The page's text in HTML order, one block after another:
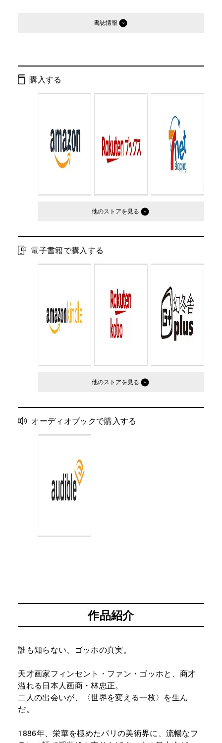
書誌情報
ISBN： 9784344429727
購入する
他のストア
電子書籍で購入する
他のストア
オーディオブックで購入する
作品紹介
誰も知らない、ゴッホの真実。
天才画家フィンセント・ファン・ゴッホと、商才
溢れる日本人画商・林忠正。
二人の出会いが、〈世界を変える一枚〉を生ん
だ。
1886年、栄華を極めたパリの美術界に、流暢なフ